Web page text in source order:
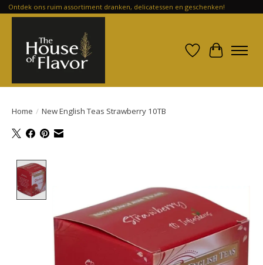
Ontdek ons ruim assortiment dranken, delicatessen en geschenken!
Verlanglijst
Home / New English Teas Strawberry 10TB